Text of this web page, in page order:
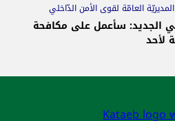
المديريّة العامّة لقوى الأمن الدّاخلي
الجديد: سأعمل على مكافحة
لأحد